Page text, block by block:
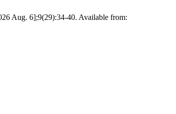
Aug. 6];9(29):34-40. Available from: